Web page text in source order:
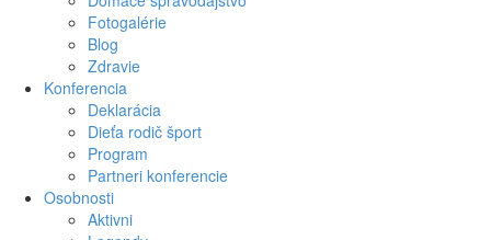
Fotogalérie
Blog
Zdravie
Konferencia
Deklarácia
Dieťa rodič šport
Program
Partneri konferencie
Osobnosti
Aktivni